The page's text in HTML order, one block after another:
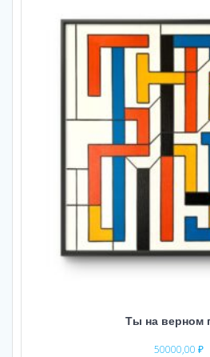
Ты на верном
50000,00 ₽